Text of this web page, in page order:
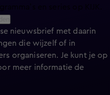
nieuwsbrief met daarin
die wijzelf of in
organiseren. Je kunt je op
meer informatie de